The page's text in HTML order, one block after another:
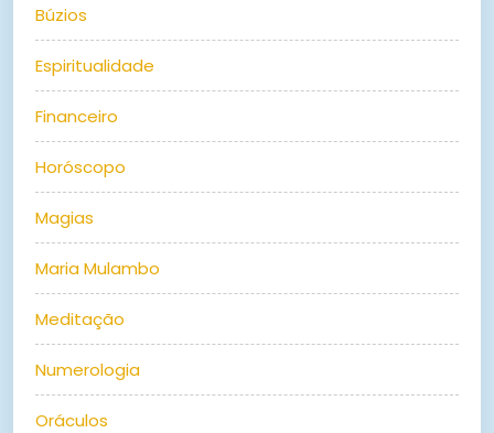
Búzios
Espiritualidade
Financeiro
Horóscopo
Magias
Maria Mulambo
Meditação
Numerologia
Oráculos